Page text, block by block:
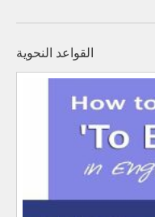
القواعد النحوية